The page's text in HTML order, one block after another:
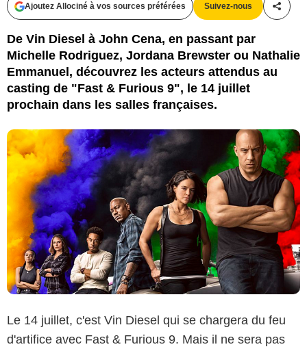
Ajoutez Allociné à vos sources préférées Suivez-nous
De Vin Diesel à John Cena, en passant par
Michelle Rodriguez, Jordana Brewster ou Nathalie
Emmanuel, découvrez les acteurs attendus au
casting de "Fast & Furious 9", le 14 juillet
prochain dans les salles françaises.
Le 14 juillet, c'est Vin Diesel qui se chargera du feu
d'artifice avec Fast & Furious 9. Mais il ne sera pas